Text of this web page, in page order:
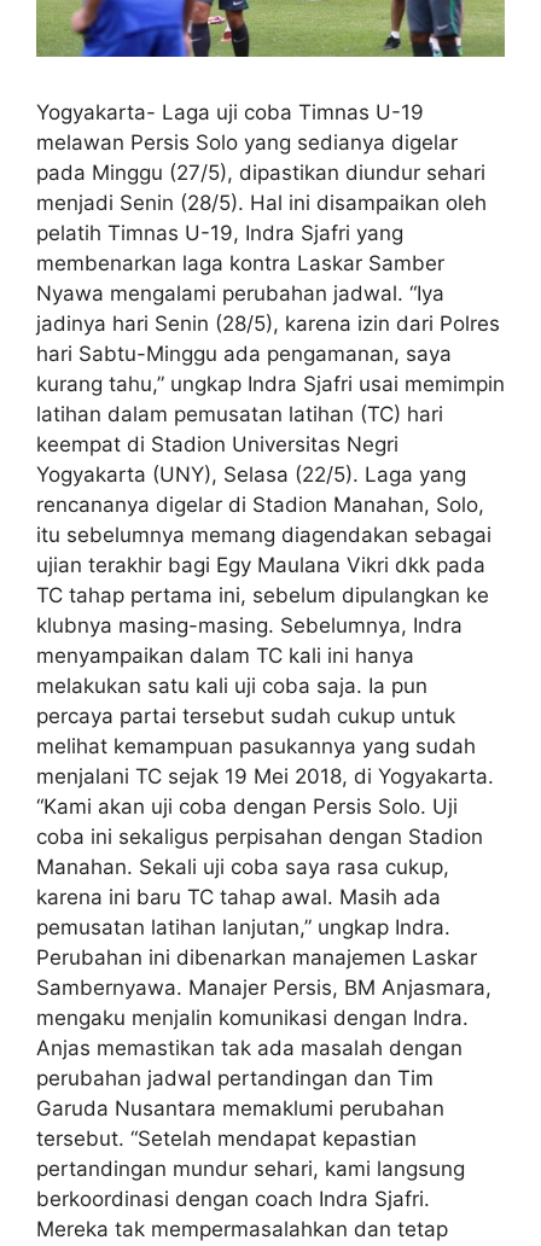
Yogyakarta- Laga uji coba Timnas U-19
melawan Persis Solo yang sedianya digelar
pada Minggu (27/5), dipastikan diundur sehari
menjadi Senin (28/5). Hal ini disampaikan oleh
pelatih Timnas U-19, Indra Sjafri yang
membenarkan laga kontra Laskar Samber
Nyawa mengalami perubahan jadwal. “Iya
jadinya hari Senin (28/5), karena izin dari Polres
hari Sabtu-Minggu ada pengamanan, saya
kurang tahu,” ungkap Indra Sjafri usai memimpin
latihan dalam pemusatan latihan (TC) hari
keempat di Stadion Universitas Negri
Yogyakarta (UNY), Selasa (22/5). Laga yang
rencananya digelar di Stadion Manahan, Solo,
itu sebelumnya memang diagendakan sebagai
ujian terakhir bagi Egy Maulana Vikri dkk pada
TC tahap pertama ini, sebelum dipulangkan ke
klubnya masing-masing. Sebelumnya, Indra
menyampaikan dalam TC kali ini hanya
melakukan satu kali uji coba saja. Ia pun
percaya partai tersebut sudah cukup untuk
melihat kemampuan pasukannya yang sudah
menjalani TC sejak 19 Mei 2018, di Yogyakarta.
“Kami akan uji coba dengan Persis Solo. Uji
coba ini sekaligus perpisahan dengan Stadion
Manahan. Sekali uji coba saya rasa cukup,
karena ini baru TC tahap awal. Masih ada
pemusatan latihan lanjutan,” ungkap Indra.
Perubahan ini dibenarkan manajemen Laskar
Sambernyawa. Manajer Persis, BM Anjasmara,
mengaku menjalin komunikasi dengan Indra.
Anjas memastikan tak ada masalah dengan
perubahan jadwal pertandingan dan Tim
Garuda Nusantara memaklumi perubahan
tersebut. “Setelah mendapat kepastian
pertandingan mundur sehari, kami langsung
berkoordinasi dengan coach Indra Sjafri.
Mereka tak mempermasalahkan dan tetap